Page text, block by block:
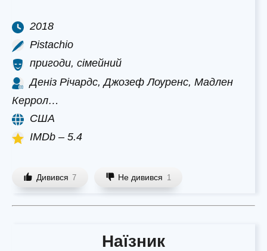
2018
Pistachio
пригоди, сімейний
Деніз Річардс, Джозеф Лоуренс, Мадлен
Керрол…
США
IMDb – 5.4
Дивився 7 Не дивився 1
Наїзник